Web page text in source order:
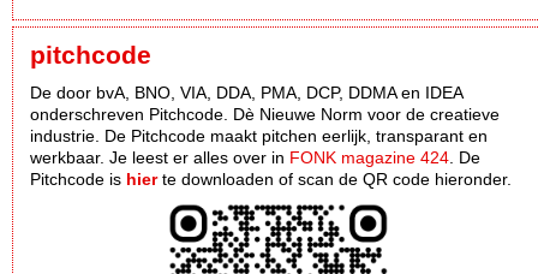
pitchcode
De door bvA, BNO, VIA, DDA, PMA, DCP, DDMA en IDEA
onderschreven Pitchcode. Dè Nieuwe Norm voor de creatieve
industrie. De Pitchcode maakt pitchen eerlijk, transparant en
werkbaar. Je leest er alles over in FONK magazine 424 . De
Pitchcode is hierte downloaden of scan de QR code hieronder.